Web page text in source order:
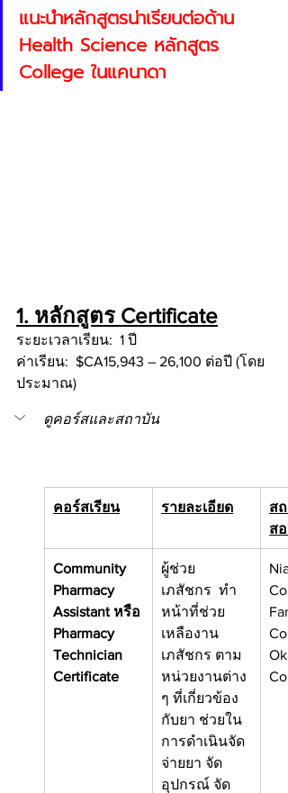
แนะนำหลักสูตรน่าเรียนต่อด้าน
Health Science หลักสูตร
College ในแคนาดา
1. หลักสูตร Certificate
ระยะเวลาเรียน:  1 ปี
ค่าเรียน:  $CA15,943 – 26,100 ต่อปี (โดย
ประมาณ)
ดูคอร์สและสถาบัน
คอร์สเรียน รายละเอียด
สถ
สอ
Community
Pharmacy
Assistant หรือ
Pharmacy
Technician
Certificate
ผู้ช่วย
เภสัชกร ทำ
หน้าที่ช่วย
เหลืองาน
เภสัชกร ตาม
หน่วยงานต่าง
ๆ ที่เกี่ยวข้อง
กับยา ช่วยใน
การดำเนินจัด
จ่ายยา จัด
อุปกรณ์ จัด